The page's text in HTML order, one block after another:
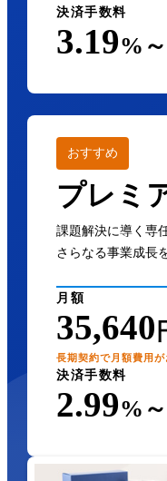
決済手数料
3.19%～
おすすめ
プレミ
課題解決に導く専
さらなる事業成長
月額
35,640
長期契約で月額費用が
決済手数料
2.99%～